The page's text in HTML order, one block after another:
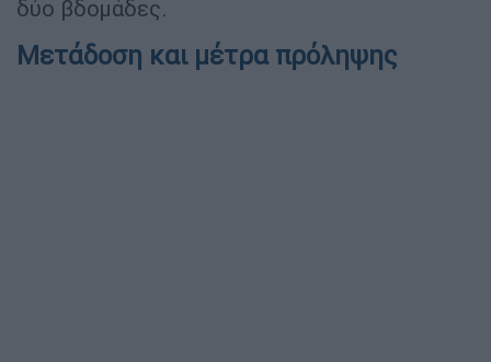
δύο βδομάδες.
Μετάδοση και μέτρα πρόληψης